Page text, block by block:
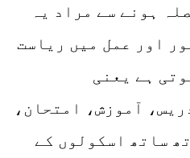
ہونے سے مراد یہ
اور عمل میں ریاست
ہے یعنی
آموزش، امتحان،
ساتھ اسکولوں کے